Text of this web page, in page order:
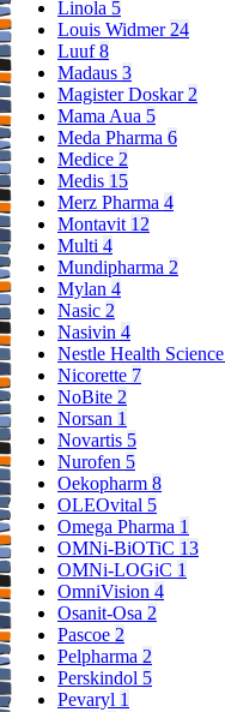
Linola 5
Louis Widmer24
Luuf8
Madaus 3
Magister Doskar2
Mama Aua 5
Meda Pharma 6
Medice 2
Medis 15
Merz Pharma 4
Montavit 12
Multi 4
Mundipharma 2
Mylan 4
Nasic 2
Nasivin 4
Nestle Health Science
Nicorette 7
NoBite 2
Norsan 1
Novartis 5
Nurofen 5
Oekopharm 8
OLEOvital 5
Omega Pharma 1
OMNi-BiOTiC 13
OMNi-LOGiC 1
OmniVision 4
Osanit-Osa 2
Pascoe 2
Pelpharma 2
Perskindol 5
Pevaryl 1